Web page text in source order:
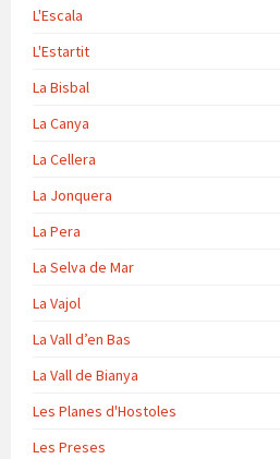
L'Escala
L'Estartit
La Bisbal
La Canya
La Cellera
La Jonquera
La Pera
La Selva de Mar
La Vajol
La Vall d’en Bas
La Vall de Bianya
Les Planes d'Hostoles
Les Preses